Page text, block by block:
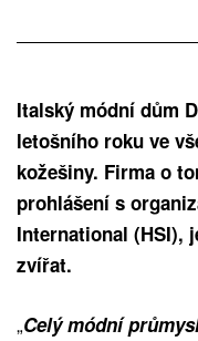
Italský módní dům
letošního roku ve
kožešiny. Firma o
prohlášení s
International (HSI),
zvířat.
„Celý módní